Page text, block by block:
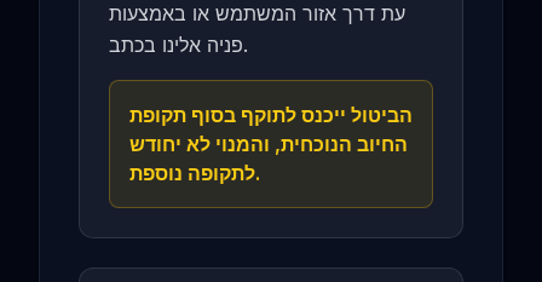
עת דרך אזור המשתמש או באמצעות
פניה אלינו בכתב.
הביטול ייכנס לתוקף בסוף תקופת
החיוב הנוכחית, והמנוי לא יחודש
לתקופה נוספת.